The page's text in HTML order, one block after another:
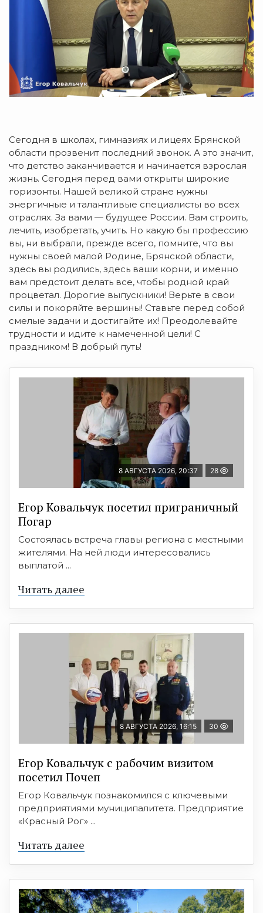
Сегодня в школах, гимназиях и лицеях Брянской
области прозвенит последний звонок. А это значит,
что детство заканчивается и начинается взрослая
жизнь. Сегодня перед вами открыты широкие
горизонты. Нашей великой стране нужны
энергичные и талантливые специалисты во всех
отраслях. За вами — будущее России. Вам строить,
лечить, изобретать, учить. Но какую бы профессию
вы, ни выбрали, прежде всего, помните, что вы
нужны своей малой Родине, Брянской области,
здесь вы родились, здесь ваши корни, и именно
вам предстоит делать все, чтобы родной край
процветал. Дорогие выпускники! Верьте в свои
силы и покоряйте вершины! Ставьте перед собой
смелые задачи и достигайте их! Преодолевайте
трудности и идите к намеченной цели! С
праздником! В добрый путь!
8 АВГУСТА 2026, 20:37 28
Егор Ковальчук посетил приграничный
Погар
Состоялась встреча главы региона с местными
жителями. На ней люди интересовались
выплатой ...
Читать далее
8 АВГУСТА 2026, 16:15 30
Егор Ковальчук с рабочим визитом
посетил Почеп
Егор Ковальчук познакомился с ключевыми
предприятиями муниципалитета. Предприятие
«Красный Рог» ...
Читать далее